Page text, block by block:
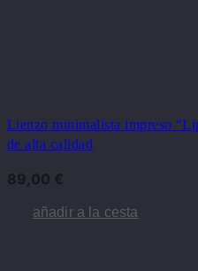
Lienzo minimalista impreso
de alta calidad
89,00 €
añadir a la cesta